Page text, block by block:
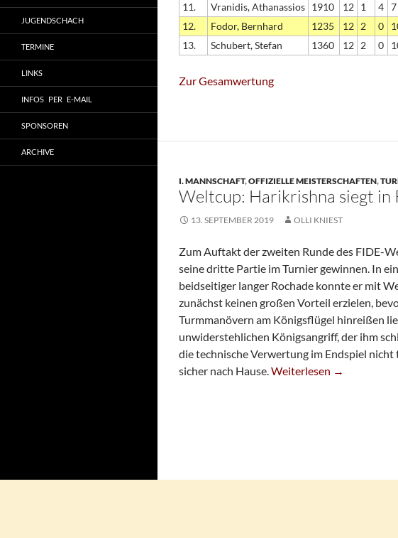
11.
Vranidis, Athanassios 1910 12 1 4 7
12.
Fodor, Bernhard 1235 12 2 0
13.
Schubert, Stefan 1360 12 2 0
Zur Gesamwertung
I. MANNSCHAFT,OFFIZIELLE MEISTERSCHAFTEN,
Weltcup: Harikrishna siegt in
13. SEPTEMBER 2019 OLLI KNIEST
Zum Auftakt der zweiten Runde des FIDE-
seine dritte Partie im Turnier gewinnen. In
beidseitiger langer Rochade konnte er mit
zunächst keinen großen Vorteil erzielen,
Turmmanövern am Königsflügel hinreißen
unwiderstehlichen Königsangriff, der ihm
die technische Verwertung im Endspiel
sicher nach Hause.Weltcup: Harikrishna Siegt
Weiterlesen →
JUGENDSCHACH
TERMINE
LINKS
INFOS PER E-MAIL
SPONSOREN
ARCHIVE